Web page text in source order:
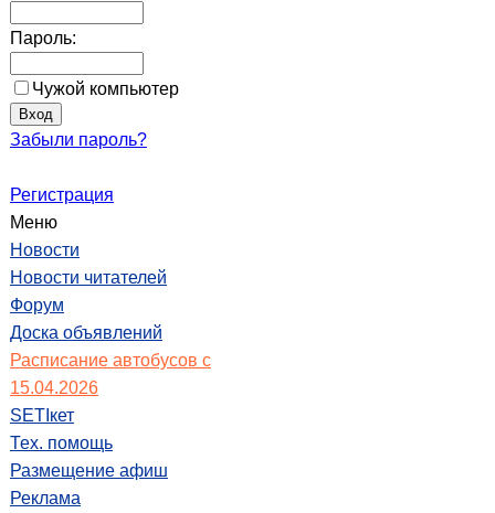
Пароль:
Чужой компьютер
Забыли пароль?
Регистрация
Меню
Новости
Новости читателей
Форум
Доска объявлений
Расписание автобусов с
15.04.2026
SETIкет
Тех. помощь
Размещение афиш
Реклама